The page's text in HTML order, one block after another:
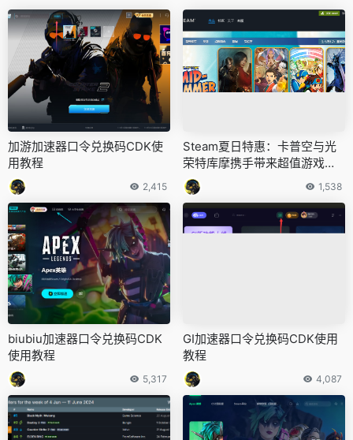
加游加速器口令兑换码CDK使
用教程
2,415
Steam夏日特惠：卡普空与光
荣特库摩携手带来超值游戏盛
宴
1,538
biubiu加速器口令兑换码CDK
使用教程
5,317
GI加速器口令兑换码CDK使用
教程
4,087